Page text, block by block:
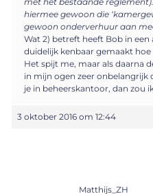
hiermee gewoon die
gewoon onderverhuur aan
Wat 2) betreft heeft Bob in
duidelijk kenbaar gemaakt hoe
Het spijt me, maar als daarna
in mijn ogen zeer onbelangrijk
je in beheerskantoor, dan zou
3 oktober 2016 om 12:44
Matthijs_ZH